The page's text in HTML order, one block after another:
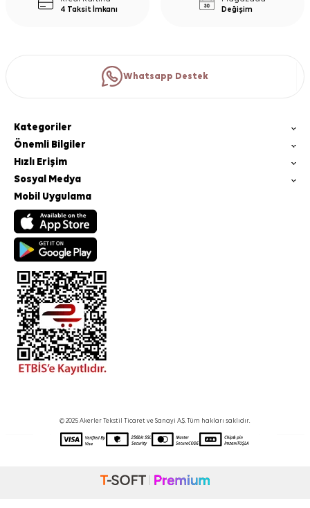
4 Taksit İmkanı
Değişim
Whatsapp Destek
Kategoriler
Önemli Bilgiler
Hızlı Erişim
Sosyal Medya
Mobil Uygulama
© 2025 Akerler Tekstil Ticaret ve Sanayi A.Ş. Tüm hakları saklıdır.